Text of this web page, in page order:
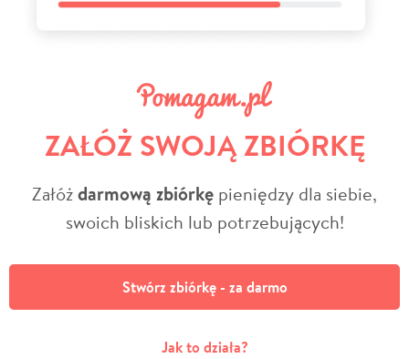
ZAŁÓŻ SWOJĄ ZBIÓRKĘ
Załóżdarmową zbiórkę pieniędzy dla siebie,
swoich bliskich lub potrzebujących!
Stwórz zbiórkę - za darmo
Jak to działa?